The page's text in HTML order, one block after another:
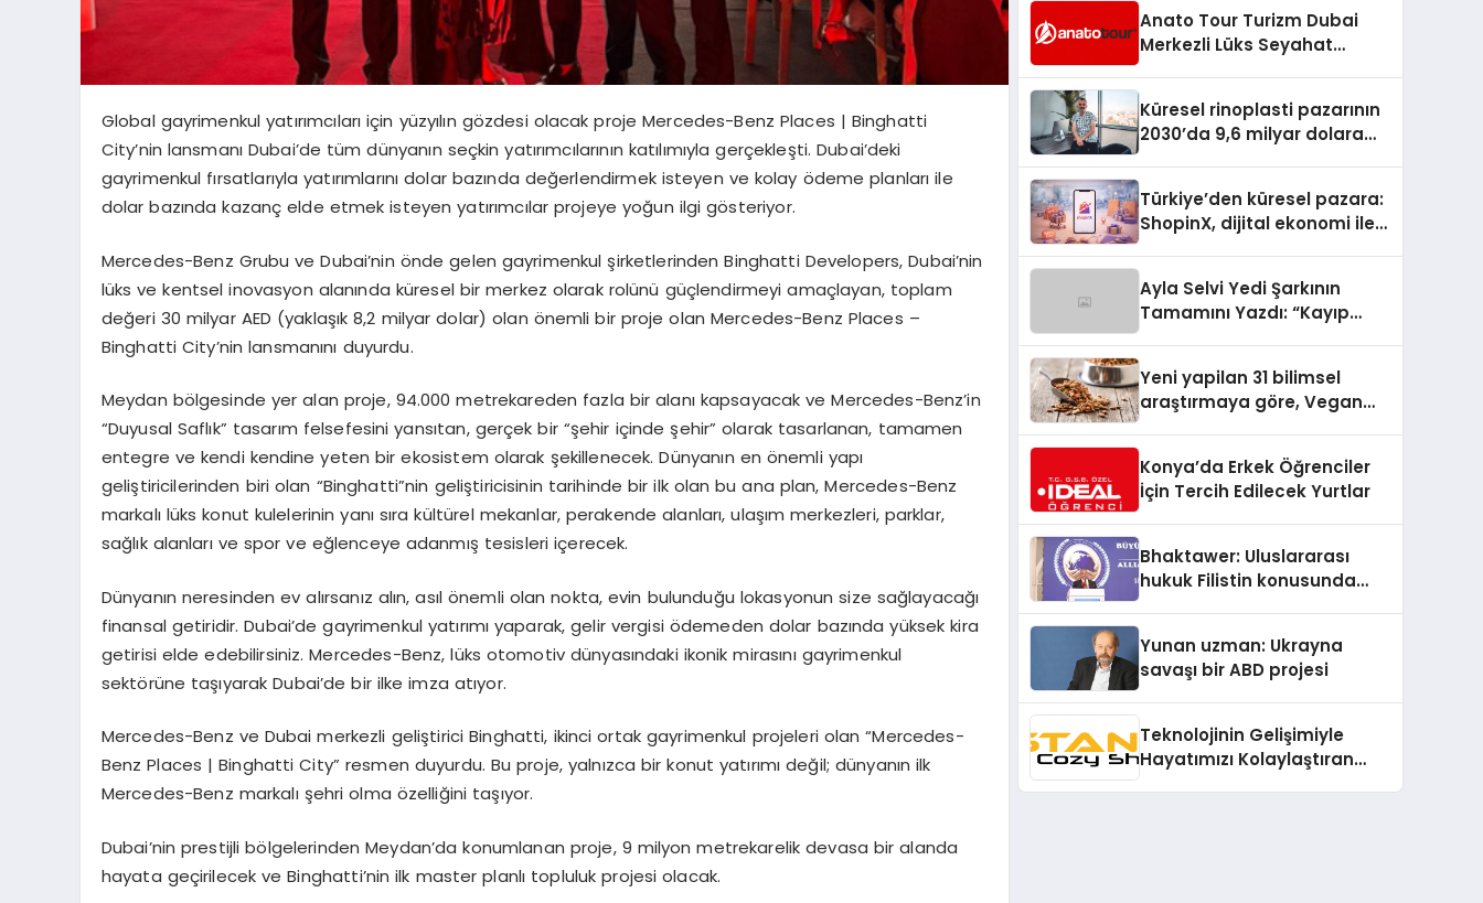
Global gayrimenkul yatırımcılarıiçin yüzyılın gözdesi olacak proje Mercedes-Benz Places | Binghatti
City’nin lansmanı Dubai’de tüm dünyanın seçkin yatırımcılarının katılımıyla gerçekleşti. Dubai’deki
gayrimenkul fırsatlarıyla yatırımlarınıdolar bazında değerlendirmek isteyen ve kolay ödeme planlarıile
dolar bazında kazançelde etmek isteyen yatırımcılar projeye yoğun ilgi gösteriyor.
Mercedes-Benz Grubu ve Dubai’nin önde gelen gayrimenkul şirketlerinden Binghatti Developers, Dubai’nin
lüks ve kentsel inovasyon alanında küresel bir merkez olarak rolünü güçlendirmeyi amaçlayan, toplam
değeri 30 milyar AED (yaklaşık 8,2 milyar dolar) olan önemli bir proje olan Mercedes-Benz Places –
Binghatti City’nin lansmanını duyurdu.
Meydan bölgesinde yer alan proje, 94.000 metrekareden fazla bir alanı kapsayacak ve Mercedes-Benz’in
“Duyusal Saflık” tasarım felsefesini yansıtan, gerçek bir “şehir içinde şehir” olarak tasarlanan, tamamen
entegre ve kendi kendine yeten bir ekosistem olarak şekillenecek. Dünyanın en önemli yapı
geliştiricilerinden biri olan “Binghatti”nin geliştiricisinin tarihinde bir ilk olan bu ana plan, Mercedes-Benz
markalı lüks konut kulelerinin yanı sıra kültürel mekanlar, perakende alanları, ulaşım merkezleri, parklar,
sağlık alanları ve spor ve eğlenceye adanmış tesisleri içerecek.
Dünyanın neresinden ev alırsanız alın, asıl önemli olan nokta, evin bulunduğu lokasyonun size sağlayacağı
finansal getiridir. Dubai’de gayrimenkul yatırımıyaparak, gelir vergisi ödemeden dolar bazında yüksek kira
getirisi elde edebilirsiniz. Mercedes-Benz, lüks otomotiv dünyasındaki ikonik mirasını gayrimenkul
sektörüne taşıyarak Dubai’de bir ilke imza atıyor.
Mercedes-Benz ve Dubai merkezli geliştirici Binghatti, ikinci ortak gayrimenkul projeleri olan“Mercedes-
Benz Places | Binghatti City”resmen duyurdu. Bu proje, yalnızca bir konut yatırımıdeğil; dünyanın ilk
Mercedes-Benz markalı şehri olma özelliğini taşıyor.
Dubai’nin prestijli bölgelerinden Meydan’da konumlanan proje, 9 milyon metrekarelik devasa bir alanda
hayata geçirilecek ve Binghatti’nin ilk master planlı topluluk projesi olacak.
Anato Tour Turizm Dubai
Merkezli Lüks Seyahat
Küresel rinoplasti pazarının
2030’da 9,6 milyar dolara
Türkiye’den küresel pazara:
ShopinX, dijital ekonomi ile
Ayla Selvi Yedi Şarkının
Tamamını Yazdı: “Kayıp
Yeni yapilan 31 bilimsel
araştırmaya göre, Vegan
Sindirildiğini Ortaya Koydu
Konya’da Erkek Öğrenciler
İçin Tercih Edilecek Yurtlar
Bhaktawer: Uluslararası
hukuk Filistin konusunda
Yunan uzman: Ukrayna
savaşı bir ABD projesi
Teknolojinin Gelişimiyle
Hayatımızı Kolaylaştıran